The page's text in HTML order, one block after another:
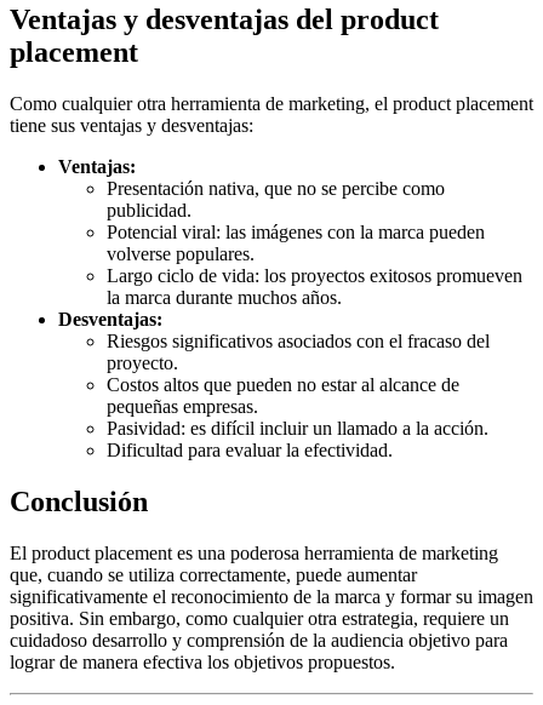
Ventajas y desventajas del product
placement
Como cualquier otra herramienta de marketing, el product placement
tiene sus ventajas y desventajas:
Ventajas:
Presentación nativa, que no se percibe como
publicidad.
Potencial viral: las imágenes con la marca pueden
volverse populares.
Largo ciclo de vida: los proyectos exitosos promueven
la marca durante muchos años.
Desventajas:
Riesgos significativos asociados con el fracaso del
proyecto.
Costos altos que pueden no estar al alcance de
pequeñas empresas.
Pasividad: es difícil incluir un llamado a la acción.
Dificultad para evaluar la efectividad.
Conclusión
El product placement es una poderosa herramienta de marketing
que, cuando se utiliza correctamente, puede aumentar
significativamente el reconocimiento de la marca y formar su imagen
positiva. Sin embargo, como cualquier otra estrategia, requiere un
cuidadoso desarrollo y comprensión de la audiencia objetivo para
lograr de manera efectiva los objetivos propuestos.